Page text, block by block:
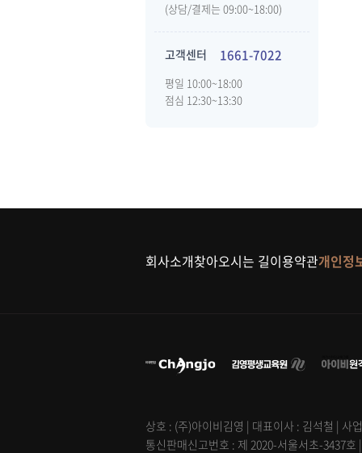
(상담/결제는 09:00~18:00)
고객센터 1661-7022
평일 10:00~18:00
점심 12:30~13:30
회사소개찾아오시는 길이용약관개인정
상호 : (주)아이비김영 | 대표이사 : 김석철 | 사
통신판매신고번호 : 제 2020-서울서초-3437